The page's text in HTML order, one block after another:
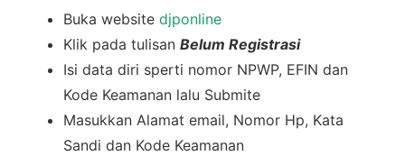
Buka website djponline
Klik pada tulisan Belum Registrasi
Isi data diri sperti nomor NPWP, EFIN dan
Kode Keamanan lalu Submite
Masukkan Alamat email, Nomor Hp, Kata
Sandi dan Kode Keamanan